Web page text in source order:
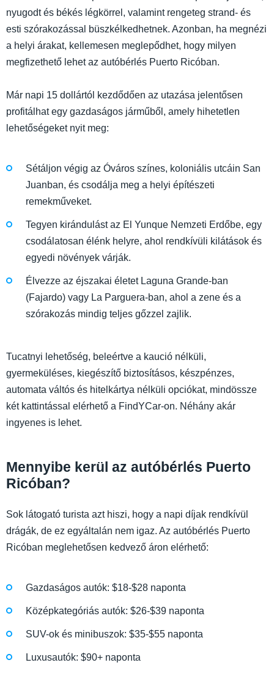
nyugodt és békés légkörrel, valamint rengeteg strand- és
esti szórakozással büszkélkedhetnek. Azonban, ha megnézi
a helyi árakat, kellemesen meglepődhet, hogy milyen
megfizethető lehet az autóbérlés Puerto Ricóban.
Már napi 15 dollártól kezdődően az utazása jelentősen
profitálhat egy gazdaságos járműből, amely hihetetlen
lehetőségeket nyit meg:
Sétáljon végig az Óváros színes, koloniális utcáin San
Juanban, és csodálja meg a helyi építészeti
remekműveket.
Tegyen kirándulást az El Yunque Nemzeti Erdőbe, egy
csodálatosan élénk helyre, ahol rendkívüli kilátások és
egyedi növények várják.
Élvezze az éjszakai életet Laguna Grande-ban
(Fajardo) vagy La Parguera-ban, ahol a zene és a
szórakozás mindig teljes gőzzel zajlik.
Tucatnyi lehetőség, beleértve a kaució nélküli,
gyermeküléses, kiegészítő biztosításos, készpénzes,
automata váltós és hitelkártya nélküli opciókat, mindössze
két kattintással elérhető a FindYCar-on. Néhány akár
ingyenes is lehet.
Mennyibe kerül az autóbérlés Puerto
Ricóban?
Sok látogató turista azt hiszi, hogy a napi díjak rendkívül
drágák, de ez egyáltalán nem igaz. Az autóbérlés Puerto
Ricóban meglehetősen kedvező áron elérhető:
Gazdaságos autók: $18-$28 naponta
Középkategóriás autók: $26-$39 naponta
SUV-ok és minibuszok: $35-$55 naponta
Luxusautók: $90+ naponta